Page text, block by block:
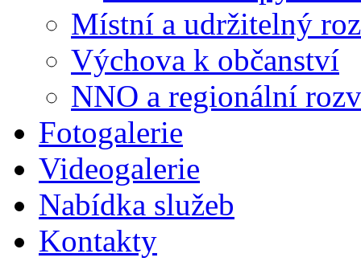
Místní a udržitelný
Výchova k občanství
NNO a regionální
Fotogalerie
Videogalerie
Nabídka služeb
Kontakty